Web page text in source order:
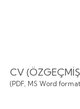
CV
(PDF, MS Word